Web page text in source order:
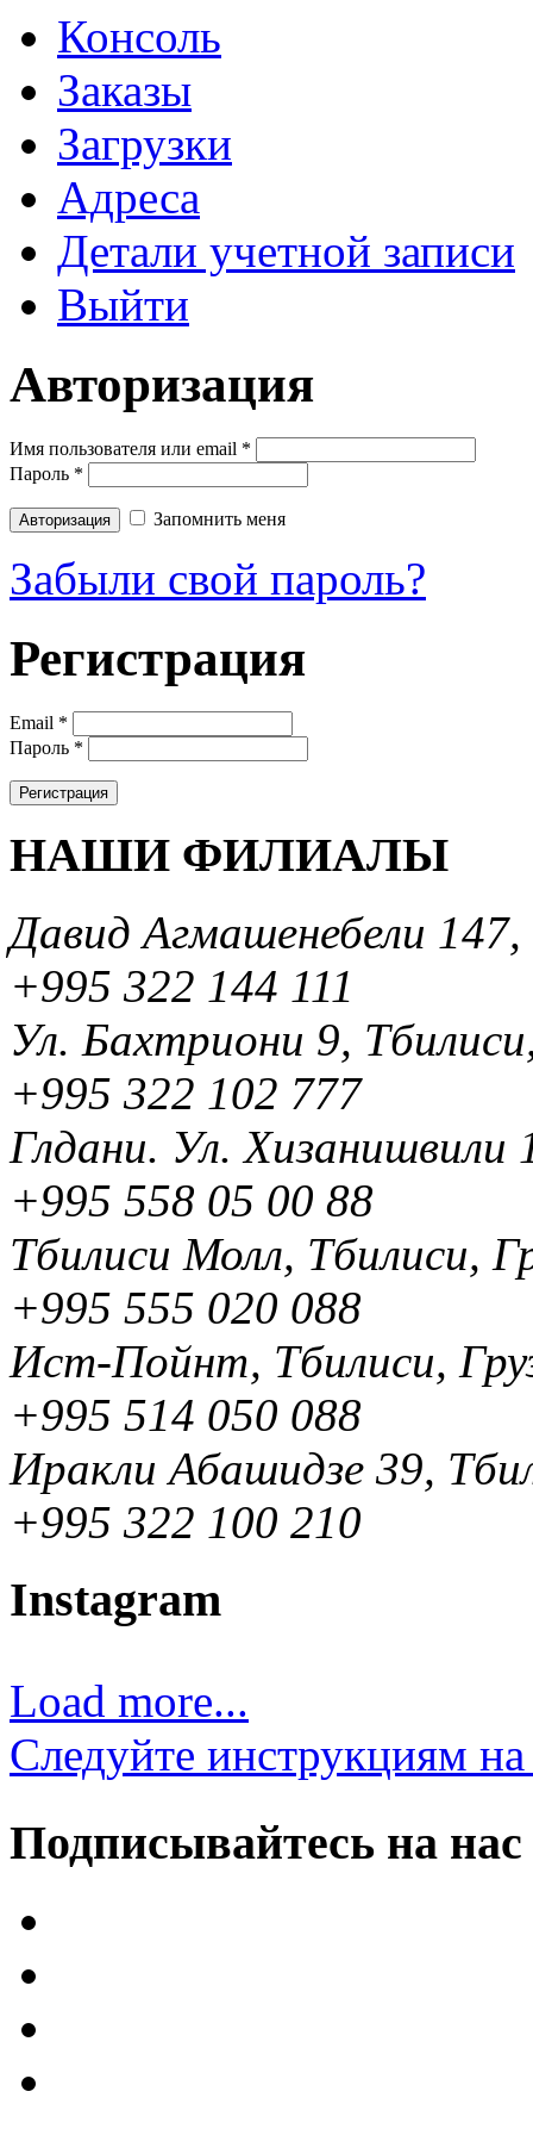
Консоль
Заказы
Загрузки
Адреса
Детали учетной записи
Выйти
Авторизация
Имя пользователя или email *
Пароль *
Запомнить меня
Забыли свой пароль?
Регистрация
Email *
Пароль *
НАШИ ФИЛИАЛЫ
Давид Агмашенебели 147,
+995 322 144 111
Ул. Бахтриони 9,
+995 322 102 777
Глдани. Ул. Хизанишвили
+995 558 05 00 88
Тбилиси Молл, Тбилиси,
+995 555 020 088
Ист-Пойнт, Тбилиси,
+995 514 050 088
Иракли Абашидзе 39,
+995 322 100 210
Instagram
Load more...
Следуйте инструкциям
Подписывайтесь на нас